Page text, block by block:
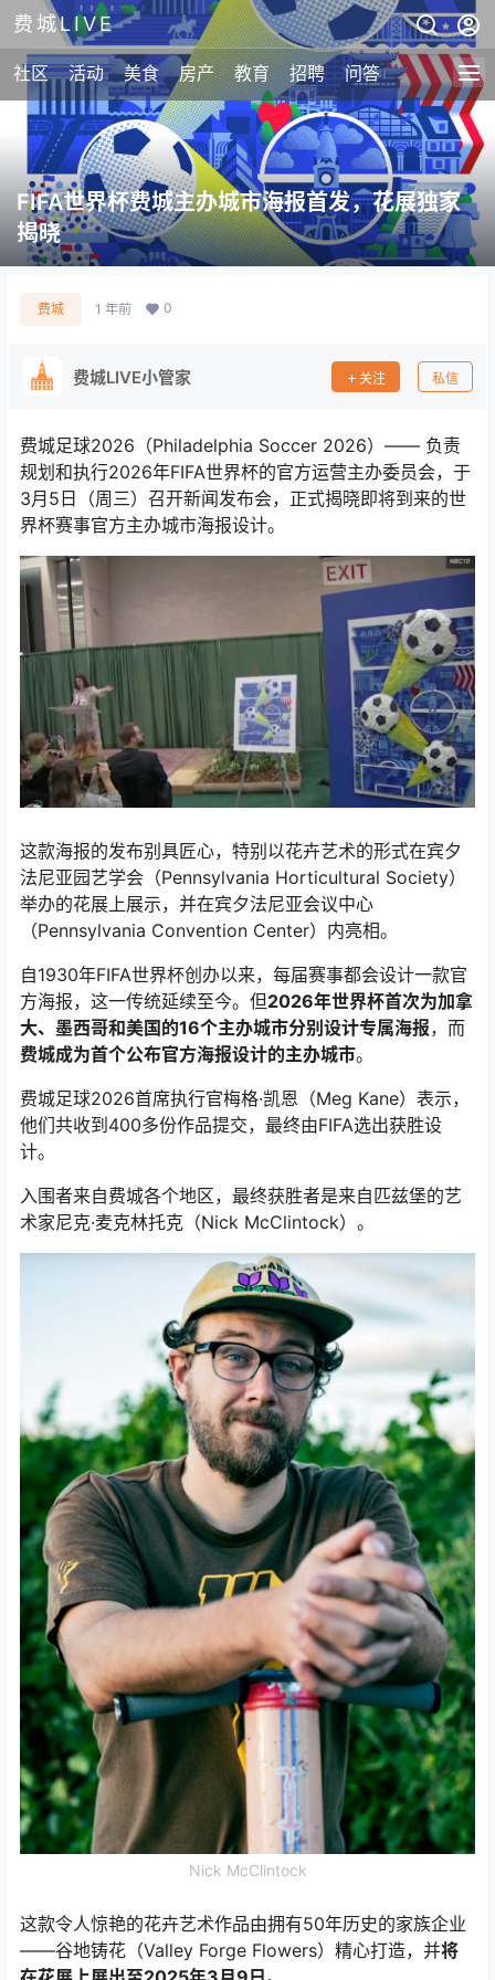
费城LIVE
社区 活动 美食 房产 教育 招聘 问答
FIFA世界杯费城主办城市海报首发，花展独家
揭晓
费城 1 年前 0
费城LIVE小管家 关注 私信
费城足球2026（Philadelphia Soccer 2026）—— 负责
规划和执行2026年FIFA世界杯的官方运营主办委员会，于
3月5日（周三）召开新闻发布会，正式揭晓即将到来的世
界杯赛事官方主办城市海报设计。
这款海报的发布别具匠心，特别以花卉艺术的形式在宾夕
法尼亚园艺学会（Pennsylvania Horticultural Society）
举办的花展上展示，并在宾夕法尼亚会议中心
（Pennsylvania Convention Center）内亮相。
自1930年FIFA世界杯创办以来，每届赛事都会设计一款官
方海报，这一传统延续至今。但2026年世界杯首次为加拿
大、墨西哥和美国的16个主办城市分别设计专属海报，而
费城成为首个公布官方海报设计的主办城市。
费城足球2026首席执行官梅格·凯恩（Meg Kane）表示，
他们共收到400多份作品提交，最终由FIFA选出获胜设
计。
入围者来自费城各个地区，最终获胜者是来自匹兹堡的艺
术家尼克·麦克林托克（Nick McClintock）。
Nick McClintock
这款令人惊艳的花卉艺术作品由拥有50年历史的家族企业
——谷地铸花（Valley Forge Flowers）精心打造，并将